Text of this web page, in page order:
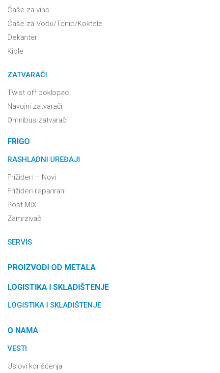
Čaše za vino
Čaše za Vodu/Tonic/Koktele
Dekanteri
Kible
ZATVARAČI
Twist off poklopac
Navojni zatvarači
Omnibus zatvarači
FRIGO
RASHLADNI UREĐAJI
Frižideri – Novi
Frižideri reparirani
Post MIX
Zamrzivači
SERVIS
PROIZVODI OD METALA
LOGISTIKA I SKLADIŠTENJE
LOGISTIKA I SKLADIŠTENJE
O NAMA
VESTI
Uslovi korišćenja